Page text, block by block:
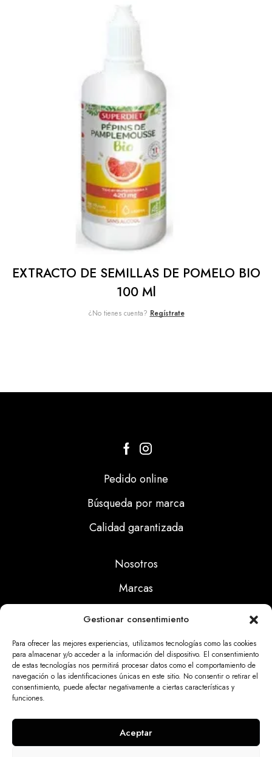
Gestionar consentimiento
Para ofrecer las mejores experiencias, utilizamos tecnologías como las cookies
para almacenar y/o acceder a la información del dispositivo. El consentimiento
de estas tecnologías nos permitirá procesar datos como el comportamiento de
navegación o las identificaciones únicas en este sitio. No consentir o retirar el
consentimiento, puede afectar negativamente a ciertas características y
funciones.
Aceptar
EXTRACTO DE SEMILLAS DE POMELO BIO
100 Ml
¿No tienes cuenta? Regístrate
Pedido online
Búsqueda por marca
Calidad garantizada
Nosotros
Marcas
Noticias
Aviso Legal
Politicas Cookies